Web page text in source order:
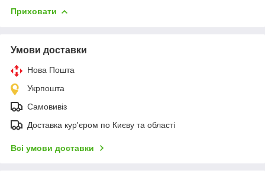
Приховати
Умови доставки
Нова Пошта
Укрпошта
Самовивіз
Доставка кур'єром по Києву та області
Всі умови доставки